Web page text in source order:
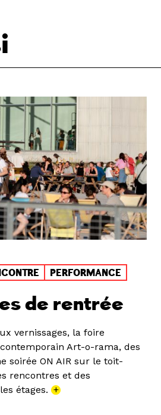
PERFORMANCE
de rentrée
vernissages, la foire
Art-o-rama, des
soirée ON AIR sur le toit-
rencontres et des
étages. +